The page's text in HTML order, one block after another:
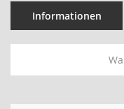
Informationen